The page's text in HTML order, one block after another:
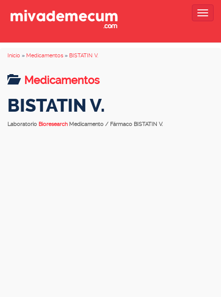
Inicio » Medicamentos » BISTATIN V.
Medicamentos
BISTATIN V.
Laboratorio Bioresearch Medicamento / Fármaco BISTATIN V.